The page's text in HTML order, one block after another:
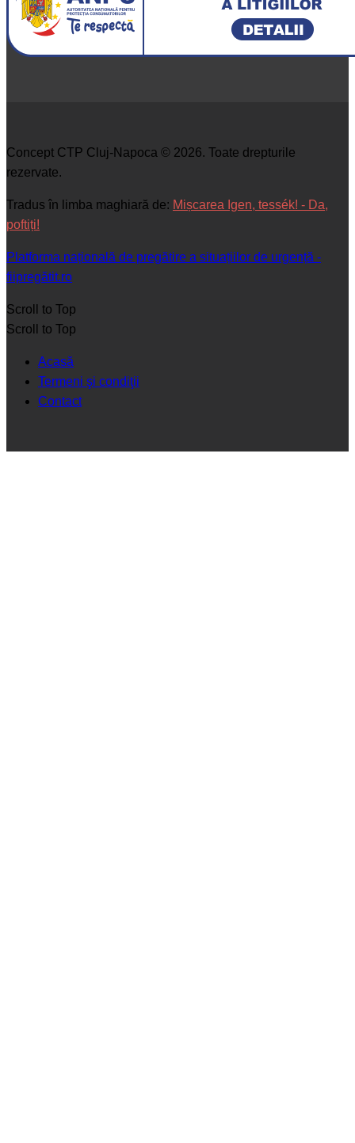
Concept CTP Cluj-Napoca © 2026. Toate drepturile
rezervate.
Tradus în limba maghiară de: Mișcarea Igen, tessék! - Da,
poftiți!
Platforma națională de pregătire a situațiilor de urgență -
fiipregătit.ro
Scroll to Top
Scroll to Top
Acasă
Termeni şi condiţii
Contact